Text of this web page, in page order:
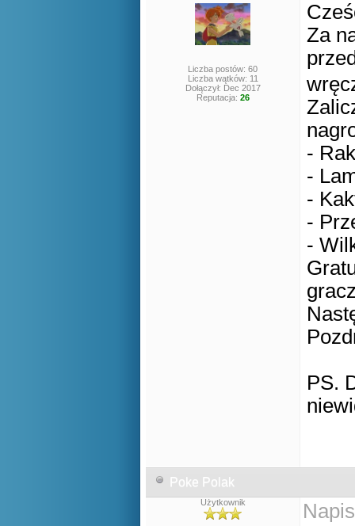
Liczba postów: 60
Liczba wątków: 11
Dołączył: Dec 2017
Reputacja: 26
Za
-
-
-
-
-
PS.
Poke Polak
Użytkownik